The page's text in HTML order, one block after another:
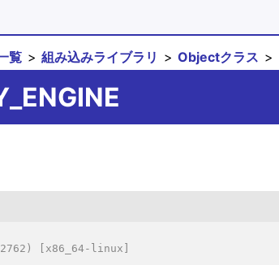
覧 組み込みライブラリ Objectクラス
[x86_64-linux]